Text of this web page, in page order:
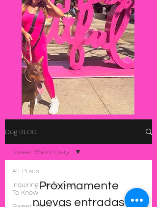
Dog BLOG
All Posts
Inquiring Minds Want
To Know
Sweet Walks Diary
Próximamente
nuevas entradas